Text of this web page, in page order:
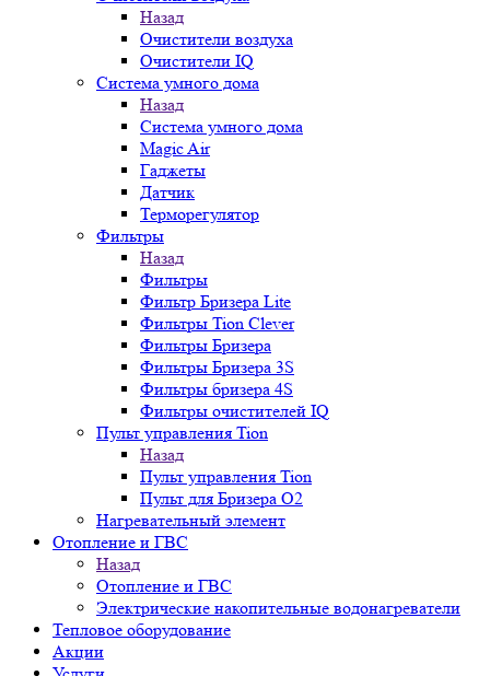
Назад
Очистители воздуха
Очистители IQ
Система умного дома
Назад
Система умного дома
Magic Air
Гаджеты
Датчик
Терморегулятор
Фильтры
Назад
Фильтры
Фильтр Бризера Lite
Фильтры Tion Clever
Фильтры Бризера
Фильтры Бризера 3S
Фильтры бризера 4S
Фильтры очистителей IQ
Пульт управления Tion
Назад
Пульт управления Tion
Пульт для Бризера O2
Нагревательный элемент
Отопление и ГВС
Назад
Отопление и ГВС
Электрические накопительные водонагреватели
Тепловое оборудование
Акции